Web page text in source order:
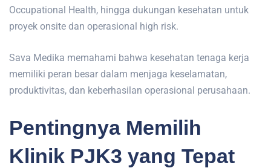
Occupational Health, hingga dukungan kesehatan untuk
proyek onsite dan operasional high risk.
Sava Medika memahami bahwa kesehatan tenaga kerja
memiliki peran besar dalam menjaga keselamatan,
produktivitas, dan keberhasilan operasional perusahaan.
Pentingnya Memilih
Klinik PJK3 yang Tepat